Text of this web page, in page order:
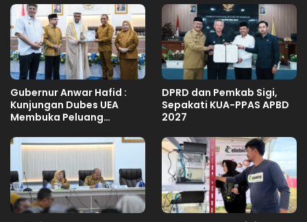
Gubernur Anwar Hafid :
Kunjungan Dubes UEA
Membuka Peluang
DPRD dan Pemkab Sigi,
Sepakati KUA-PPAS APBD
2027